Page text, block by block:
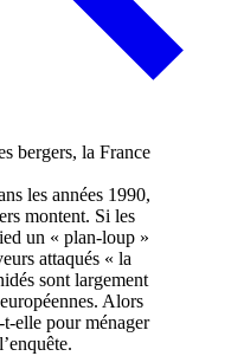
les années 1990,
montent. Si les
un « plan-loup »
attaqués « la
sont largement
Alors
elle pour ménager